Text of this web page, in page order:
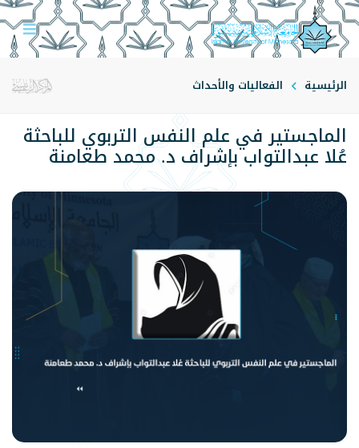
الرئيسية الفعاليات والأحداث
الماجستير في علم النفس التربوي للباحثة
عُلا عبدالتواب بإشراف د. محمد طعامنة